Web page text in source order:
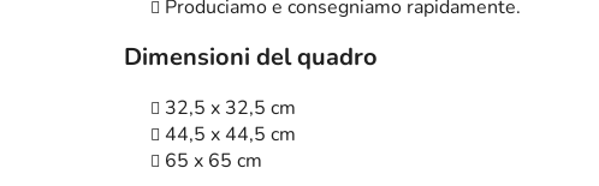
Produciamo e consegniamo rapidamente.
Dimensioni del quadro
32,5 x 32,5 cm
44,5 x 44,5 cm
65 x 65 cm